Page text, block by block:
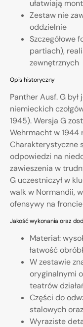
ułatwiają
Zestaw nie
oddzielnie
Szczegółowe
partiach),
zewnętrznych
Opis historyczny
Panther Ausf. G
niemieckich
1945). Wersja G
Wehrmacht w 1944
Charakterystyczne
odpowiedzi na
zawieszenia w
G uczestniczył w
walk w Normandii,
ofensywy na
Jakość wykonania oraz
Materiał:
łatwość
W zestawie
oryginalnymi
teatrów
Części do
stalowych
Wyraziste